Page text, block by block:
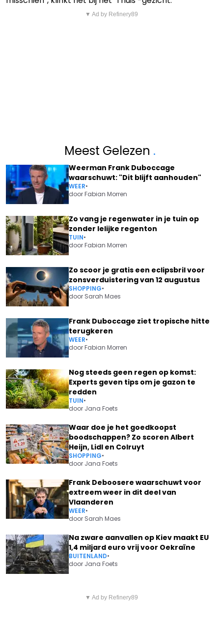
▼ Ad by Refinery89
Meest Gelezen .
Weerman Frank Duboccage
waarschuwt: "Dit blijft aanhouden"
WEER•
doorFabian Morren
Zo vang je regenwater in je tuin op
zonder lelijke regenton
TUIN•
doorFabian Morren
Zo scoor je gratis een eclipsbril voor
zonsverduistering van 12 augustus
SHOPPING•
door Sarah Maes
Frank Duboccage ziet tropische hitte
terugkeren
WEER•
doorFabian Morren
Nog steeds geen regen op komst:
Experts geven tips om je gazon te
redden
TUIN•
door Jana Foets
Waar doe je het goedkoopst
boodschappen? Zo scoren Albert
Heijn, Lidl en Colruyt
SHOPPING•
door Jana Foets
Frank Deboosere waarschuwt voor
extreem weer in dit deel van
Vlaanderen
WEER•
door Sarah Maes
Na zware aanvallen op Kiev maakt EU
1,4 miljard euro vrij voor Oekraïne
BUITENLAND•
door Jana Foets
FRANK DEBOOSERE KOMT MET
▼ Ad by Refinery89